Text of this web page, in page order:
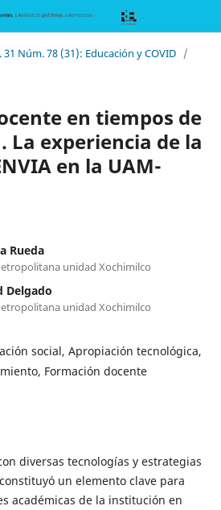
31 Núm. 78 (31): Educación y COVID /
en tiempos de
La experiencia de la
en la UAM-
Rueda
unidad Xochimilco
Delgado
unidad Xochimilco
social, Apropiación tecnológica,
Formación docente
diversas tecnologías y estrategias
un elemento clave para
académicas de la institución en